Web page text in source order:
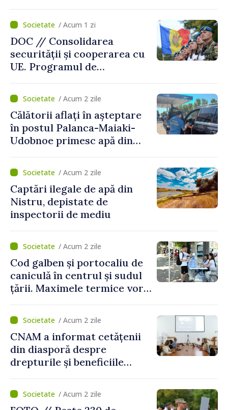
/ Acum 1 zi
DOC // Consolidarea
securității și cooperarea cu
UE. Programul de
Naționale de Apărare pentru
perioada 2024–2034,
publicat în Monitorul Oficial
/ Acum 2 zile
Călătorii aflați în așteptare
în postul Palanca-Maiaki-
Udobnoe primesc apă din
și a polițiștilor de frontieră
/ Acum 2 zile
Captări ilegale de apă din
Nistru, depistate de
inspectorii de mediu
/ Acum 2 zile
Cod galben și portocaliu de
caniculă în centrul și sudul
țării. Maximele termice vor
/ Acum 2 zile
CNAM a informat cetățenii
din diasporă despre
drepturile și beneficiile
/ Acum 2 zile